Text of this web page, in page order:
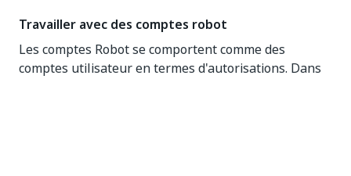
Travailler avec des comptes robot
Les comptes Robot se comportent comme des
comptes utilisateur en termes d'autorisations. Dans